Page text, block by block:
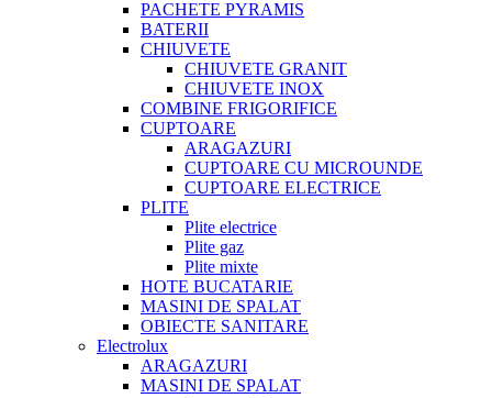
PACHETE PYRAMIS
BATERII
CHIUVETE
CHIUVETE GRANIT
CHIUVETE INOX
COMBINE FRIGORIFICE
CUPTOARE
ARAGAZURI
CUPTOARE CU MICROUNDE
CUPTOARE ELECTRICE
PLITE
Plite electrice
Plite gaz
Plite mixte
HOTE BUCATARIE
MASINI DE SPALAT
OBIECTE SANITARE
Electrolux
ARAGAZURI
MASINI DE SPALAT